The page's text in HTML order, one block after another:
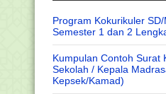
Program Kokurikuler
Semester 1 dan 2
Kumpulan Contoh Surat
Sekolah / Kepala
Kepsek/Kamad)